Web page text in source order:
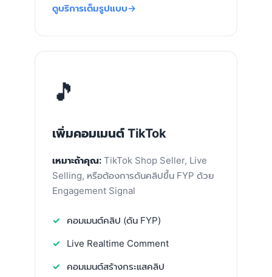
ดูบริการเต็มรูปแบบ
🎵
เพิ่มคอมเมนต์ TikTok
เหมาะถ้าคุณ:TikTok Shop Seller, Live
Selling, หรือต้องการดันคลิปขึ้น FYP ด้วย
Engagement Signal
คอมเมนต์คลิป (ดัน FYP)
Live Realtime Comment
คอมเมนต์สร้างกระแสคลิป